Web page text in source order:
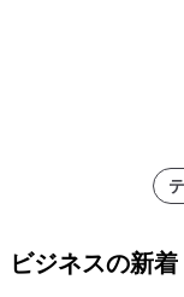
ビジネスの新着